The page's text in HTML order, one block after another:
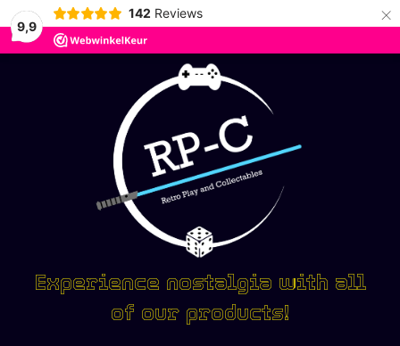
9,9
142 Reviews ×
Experience nostalgia with all
of our products!